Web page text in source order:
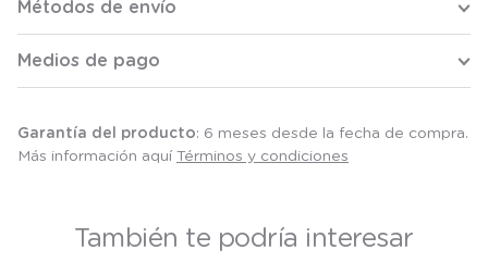
Métodos de envío
Medios de pago
Garantía del producto: 6 meses desde la fecha de compra.
Más información aquí Términos y condiciones
También te podría interesar